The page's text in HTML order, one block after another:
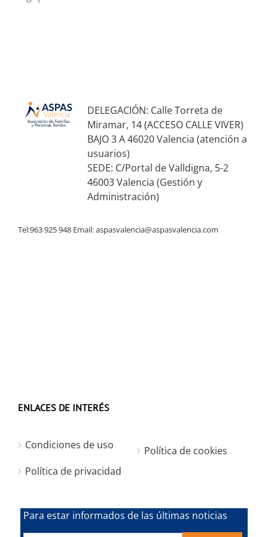
DELEGACIÓN: Calle Torreta de
Miramar, 14 (ACCESO CALLE VIVER)
BAJO 3 A 46020 Valencia (atención a
usuarios)
SEDE: C/Portal de Valldigna, 5-2
46003 Valencia (Gestión y
Administración)
Tel:963 925 948 Email:aspasvalencia@aspasvalencia.com
ENLACES DE INTERÉS
Condiciones de uso
Política de privacidad
Política de cookies
Para estar informados de las últimas noticias